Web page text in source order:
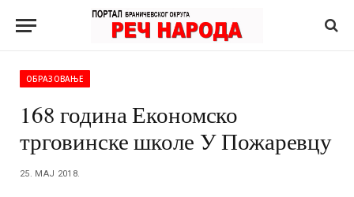
ОБРАЗОВАЊЕ
168 година Економско
трговинске школе У Пожаревцу
25. МАЈ 2018.